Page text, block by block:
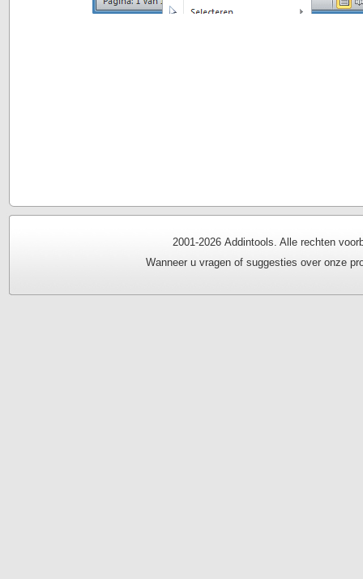
2001-2026 Addintools. Alle rechten
Wanneer u vragen of suggesties over onze